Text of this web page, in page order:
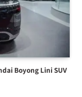
Boyong Lini SUV